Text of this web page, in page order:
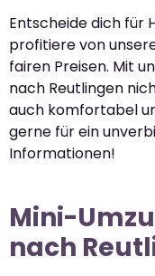
Entscheide dich für
profitiere von
fairen Preisen. Mit
nach Reutlingen
auch komfortabel
gerne für ein
Informationen!
Mini-
nach